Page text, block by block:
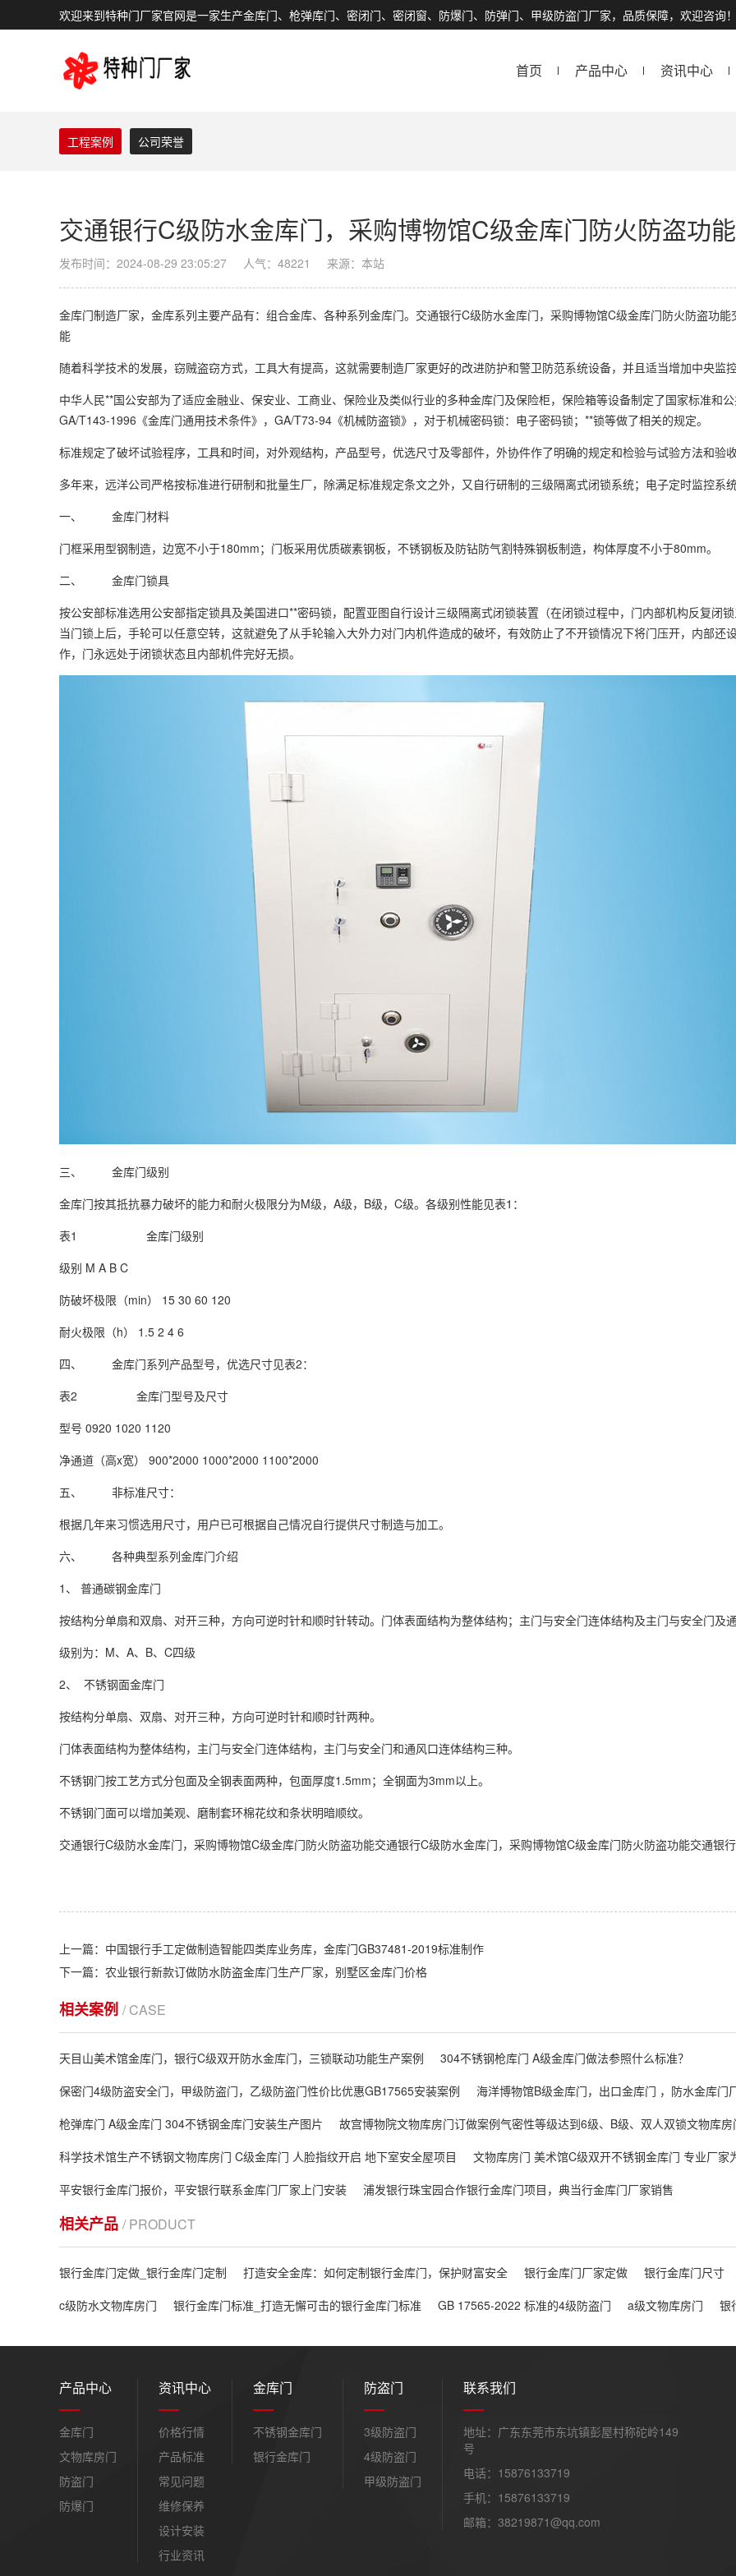
欢迎来到特种门厂家官网是一家生产金库门、枪弹库门、密闭门、密闭窗、防爆门、防弹门、甲级防盗门厂家，品质保障，欢迎咨询！
首页 产品中心 资讯中心
工程案例 公司荣誉
交通银行C级防水金库门，采购博物馆C级金库门防火防盗功能
发布时间：2024-08-29 23:05:27 人气：48221 来源：本站
金库门制造厂家，金库系列主要产品有：组合金库、各种系列金库门。交通银行C级防水金库门，采购博物馆C级金库门防火防盗功
能
随着科学技术的发展，窃贼盗窃方式，工具大有提高，这就需要制造厂家更好的改进防护和警卫防范系统设备，并且适当增加中央监
中华人民**国公安部为了适应金融业、保安业、工商业、保险业及类似行业的多种金库门及保险柜，保险箱等设备制定了国家标准和
GA/T143-1996《金库门通用技术条件》，GA/T73-94《机械防盗锁》，对于机械密码锁：电子密码锁；**锁等做了相关的规定。
标准规定了破坏试验程序，工具和时间，对外观结构，产品型号，优选尺寸及零部件，外协件作了明确的规定和检验与试验方法和验收
多年来，远洋公司严格按标准进行研制和批量生厂，除满足标准规定条文之外，又自行研制的三级隔离式闭锁系统；电子定时监控系
一、 金库门材料
门框采用型钢制造，边宽不小于180mm；门板采用优质碳素钢板，不锈钢板及防钻防气割特殊钢板制造，构体厚度不小于80mm。
二、 金库门锁具
按公安部标准选用公安部指定锁具及美国进口**密码锁，配置亚图自行设计三级隔离式闭锁装置（在闭锁过程中，门内部机构反复闭
当门锁上后，手轮可以任意空转，这就避免了从手轮输入大外力对门内机件造成的破坏，有效防止了不开锁情况下将门压开，内部
作，门永远处于闭锁状态且内部机件完好无损。
三、 金库门级别
金库门按其抵抗暴力破坏的能力和耐火极限分为M级，A级，B级，C级。各级别性能见表1：
表1 金库门级别
级别 M A B C
防破坏极限（min） 15 30 60 120
耐火极限（h） 1.5 2 4 6
四、 金库门系列产品型号，优选尺寸见表2：
表2 金库门型号及尺寸
型号 0920 1020 1120
净通道（高x宽） 900*2000 1000*2000 1100*2000
五、 非标准尺寸：
根据几年来习惯选用尺寸，用户已可根据自己情况自行提供尺寸制造与加工。
六、 各种典型系列金库门介绍
1、 普通碳钢金库门
按结构分单扇和双扇、对开三种，方向可逆时针和顺时针转动。门体表面结构为整体结构；主门与安全门连体结构及主门与安全门及
级别为：M、A、B、C四级
2、 不锈钢面金库门
按结构分单扇、双扇、对开三种，方向可逆时针和顺时针两种。
门体表面结构为整体结构，主门与安全门连体结构，主门与安全门和通风口连体结构三种。
不锈钢门按工艺方式分包面及全钢表面两种，包面厚度1.5mm；全钢面为3mm以上。
不锈钢门面可以增加美观、磨制套环棉花纹和条状明暗顺纹。
交通银行C级防水金库门，采购博物馆C级金库门防火防盗功能交通银行C级防水金库门，采购博物馆C级金库门防火防盗功能交通银
上一篇：中国银行手工定做制造智能四类库业务库，金库门GB37481-2019标准制作
下一篇：农业银行新款订做防水防盗金库门生产厂家，别墅区金库门价格
相关案例 / CASE
天目山美术馆金库门，银行C级双开防水金库门，三锁联动功能生产案例
304不锈钢枪库门 A级金库门做法参照什么标准？
保密门4级防盗安全门，甲级防盗门，乙级防盗门性价比优惠GB17565安装案例
海洋博物馆B级金库门，出口金库门 ，防水金库门
枪弹库门 A级金库门 304不锈钢金库门安装生产图片
故宫博物院文物库房门订做案例气密性等级达到6级、B级、双人双锁文物库房
科学技术馆生产不锈钢文物库房门 C级金库门 人脸指纹开启 地下室安全屋项目
文物库房门 美术馆C级双开不锈钢金库门 专业厂家
平安银行金库门报价，平安银行联系金库门厂家上门安装
浦发银行珠宝园合作银行金库门项目，典当行金库门厂家销售
相关产品 / PRODUCT
银行金库门定做_银行金库门定制 打造安全金库：如何定制银行金库门，保护财富安全 银行金库门厂家定做 银行金库门尺寸
c级防水文物库房门
银行金库门标准_打造无懈可击的银行金库门标准 GB 17565-2022 标准的4级防盗门 a级文物库房门 银
产品中心
金库门
文物库房门
防盗门
防爆门
资讯中心
价格行情
产品标准
常见问题
维修保养
设计安装
行业资讯
金库门
不锈钢金库门
银行金库门
防盗门
3级防盗门
4级防盗门
甲级防盗门
联系我们
地址：广东东莞市东坑镇彭屋村称砣岭149
号
电话：15876133719
手机：15876133719
邮箱：38219871@qq.com